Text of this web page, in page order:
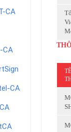
CA
CA
CA